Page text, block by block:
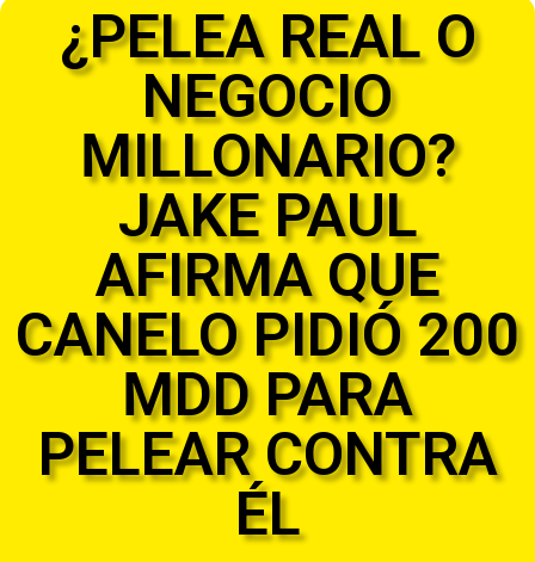
¿PELEA REAL O
NEGOCIO
MILLONARIO?
JAKE PAUL
AFIRMA QUE
CANELO PIDIÓ 200
MDD PARA
PELEAR CONTRA
ÉL